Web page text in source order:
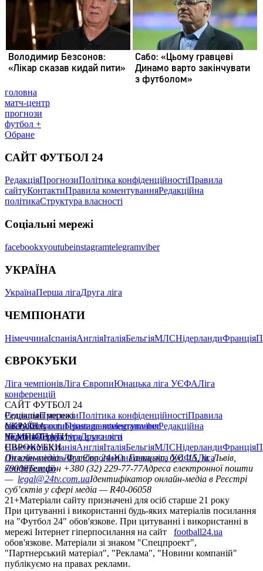
головна
матч-центр
прогнози
футбол +
Обране
САЙТ ФУТБОЛ 24
РедакціяПрогнозиПолітика конфіденційностіПравила
сайтуКонтактиПравила коментуванняРедакційна
політикаСтруктура власності
Соціальні мережі
facebookxyoutubeinstagramtelegramviber
УКРАЇНА
УкраїнаПерша лігаДруга ліга
ЧЕМПІОНАТИ
НімеччинаІспаніяАнгліяІталіяБельгіяМЛСНідерландиФранція
ЄВРОКУБКИ
Ліга чемпіонівЛіга ЄвропиЮнацька ліга УЄФАЛіга
конференцій
САЙТ ФУТБОЛ 24
РедакціяПрогнозиПолітика конфіденційностіПравила
сайтуКонтактиПравила коментуванняРедакційна
політикаСтруктура власності
Соціальні мережі
facebookxyoutubeinstagramtelegramviber
УКРАЇНА
УкраїнаПерша лігаДруга ліга
ЧЕМПІОНАТИ
НімеччинаІспаніяАнгліяІталіяБельгіяМЛСНідерландиФранція
ЄВРОКУБКИ
Ліга чемпіонівЛіга ЄвропиЮнацька ліга УЄФАЛіга
конференцій
Онлайн-медіа «Футбол 24»пл. Галицька, буд. 15, м. Львів,
79008Телефон +380 (32) 229-77-77Адреса електронної пошти
— legal@24tv.com.uaІдентифікатор онлайн-медіа в Реєстрі
суб’єктів у сфері медіа — R40-06058
21+Матеріали сайту призначені для осіб старше 21 року
При цитуванні і використанні будь-яких матеріалів посилання
на "Футбол 24" обов'язкове. При цитуванні і використанні в
мережі Інтернет гіперпосилання на сайт
football24.ua
обов'язкове. Матеріали зі знаком "Спецпроект",
"Партнерський матеріал", "Реклама", "Новини компаній"
публікуємо на правах реклами.